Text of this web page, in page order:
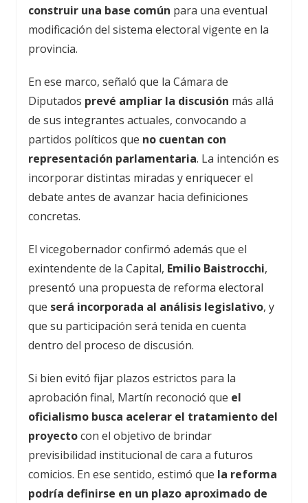
construir una base común para una eventual
modificación del sistema electoral vigente en la
provincia.
En ese marco, señaló que la Cámara de
Diputados prevé ampliar la discusión más allá
de sus integrantes actuales, convocando a
partidos políticos que no cuentan con
representación parlamentaria. La intención es
incorporar distintas miradas y enriquecer el
debate antes de avanzar hacia definiciones
concretas.
El vicegobernador confirmó además que el
exintendente de la Capital, Emilio Baistrocchi,
presentó una propuesta de reforma electoral
que será incorporada al análisis legislativo, y
que su participación será tenida en cuenta
dentro del proceso de discusión.
Si bien evitó fijar plazos estrictos para la
aprobación final, Martín reconoció que el
oficialismo busca acelerar el tratamiento del
proyectocon el objetivo de brindar
previsibilidad institucional de cara a futuros
comicios. En ese sentido, estimó que la reforma
podría definirse en un plazo aproximado de